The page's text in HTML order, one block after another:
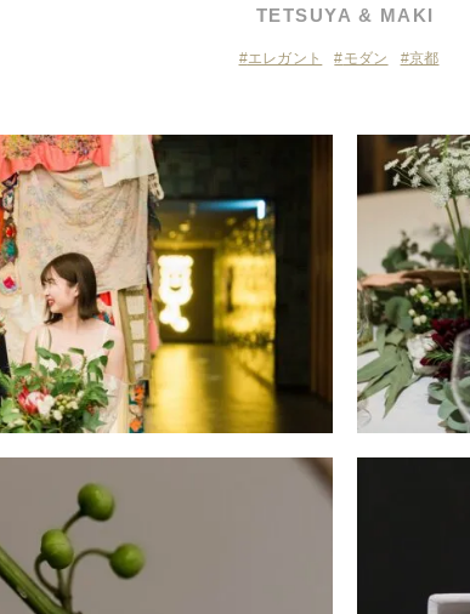
TETSUYA & MAKI
エレガント モダン 京都